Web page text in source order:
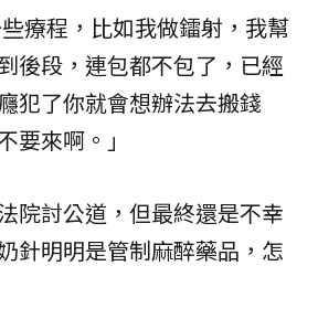
療程，比如我做鐳射，我幫
後段，連包都不包了，已經
犯了你就會想辦法去搬錢
來啊。」
院討公道，但最終還是不幸
針明明是管制麻醉藥品，怎